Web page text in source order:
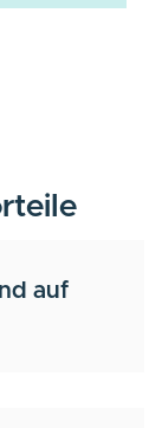
auf